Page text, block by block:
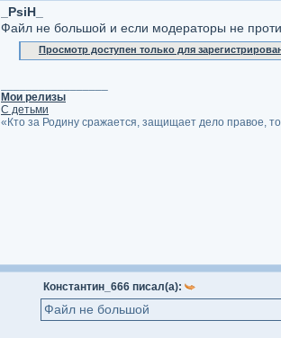
_PsiH_
Файл не большой и если модераторы не
Просмотр доступен только для
Мои релизы
С детьми
«Кто за Родину сражается, защищает дело правое,
Константин_666 писал(а):
Файл не большой